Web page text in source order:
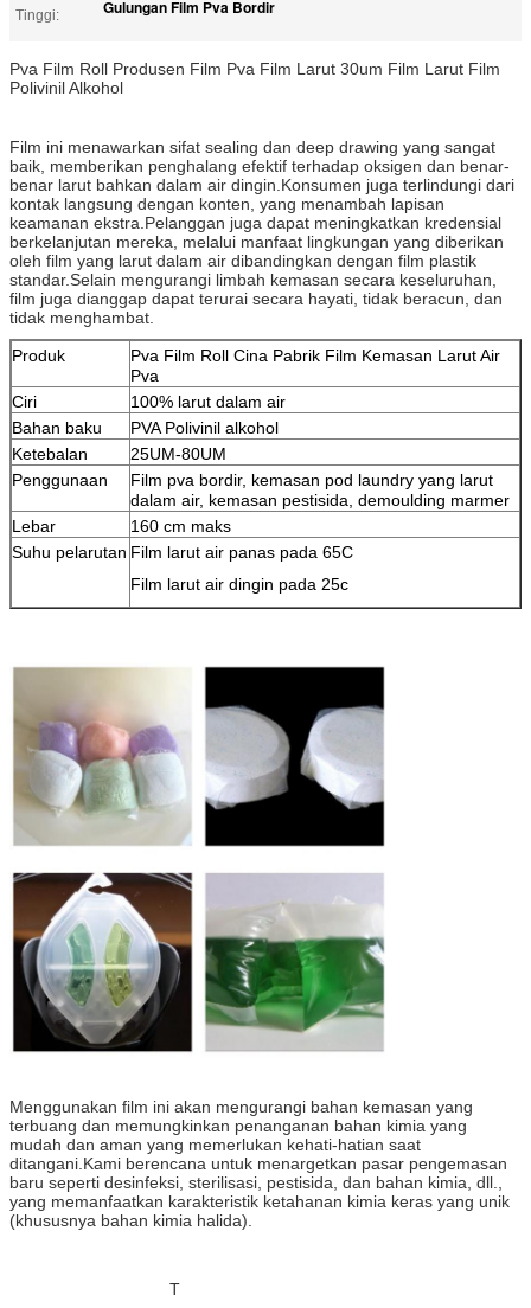
Tinggi:
Gulungan Film Pva Bordir
Pva Film Roll Produsen Film Pva Film Larut 30um Film Larut Film
Polivinil Alkohol
Film ini menawarkan sifat sealing dan deep drawing yang sangat
baik, memberikan penghalang efektif terhadap oksigen dan benar-
benar larut bahkan dalam air dingin.Konsumen juga terlindungi dari
kontak langsung dengan konten, yang menambah lapisan
keamanan ekstra.Pelanggan juga dapat meningkatkan kredensial
berkelanjutan mereka, melalui manfaat lingkungan yang diberikan
oleh film yang larut dalam air dibandingkan dengan film plastik
standar.Selain mengurangi limbah kemasan secara keseluruhan,
film juga dianggap dapat terurai secara hayati, tidak beracun, dan
tidak menghambat.
Produk
Pva Film Roll Cina Pabrik Film Kemasan Larut Air
Pva
Ciri
100% larut dalam air
Bahan baku
PVA Polivinil alkohol
Ketebalan
25UM-80UM
Penggunaan
Film pva bordir, kemasan pod laundry yang larut
dalam air, kemasan pestisida, demoulding marmer
Lebar
160 cm maks
Suhu pelarutan Film larut air panas pada 65C
Film larut air dingin pada 25c
Menggunakan film ini akan mengurangi bahan kemasan yang
terbuang dan memungkinkan penanganan bahan kimia yang
mudah dan aman yang memerlukan kehati-hatian saat
ditangani.Kami berencana untuk menargetkan pasar pengemasan
baru seperti desinfeksi, sterilisasi, pestisida, dan bahan kimia, dll.,
yang memanfaatkan karakteristik ketahanan kimia keras yang unik
(khususnya bahan kimia halida).
T